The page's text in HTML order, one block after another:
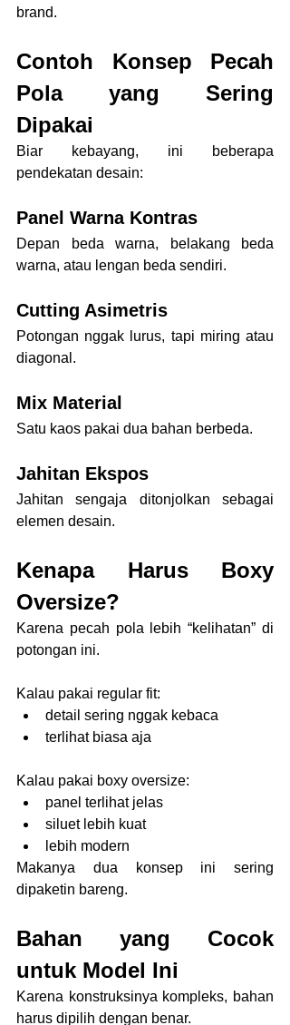
brand.
Contoh Konsep Pecah
Pola yang Sering
Dipakai
Biar kebayang, ini beberapa
pendekatan desain:
Panel Warna Kontras
Depan beda warna, belakang beda
warna, atau lengan beda sendiri.
Cutting Asimetris
Potongan nggak lurus, tapi miring atau
diagonal.
Mix Material
Satu kaos pakai dua bahan berbeda.
Jahitan Ekspos
Jahitan sengaja ditonjolkan sebagai
elemen desain.
Kenapa Harus Boxy
Oversize?
Karena pecah pola lebih “kelihatan” di
potongan ini.
Kalau pakai regular fit:
detail sering nggak kebaca
terlihat biasa aja
Kalau pakai boxy oversize:
panel terlihat jelas
siluet lebih kuat
lebih modern
Makanya dua konsep ini sering
dipaketin bareng.
Bahan yang Cocok
untuk Model Ini
Karena konstruksinya kompleks, bahan
harus dipilih dengan benar.